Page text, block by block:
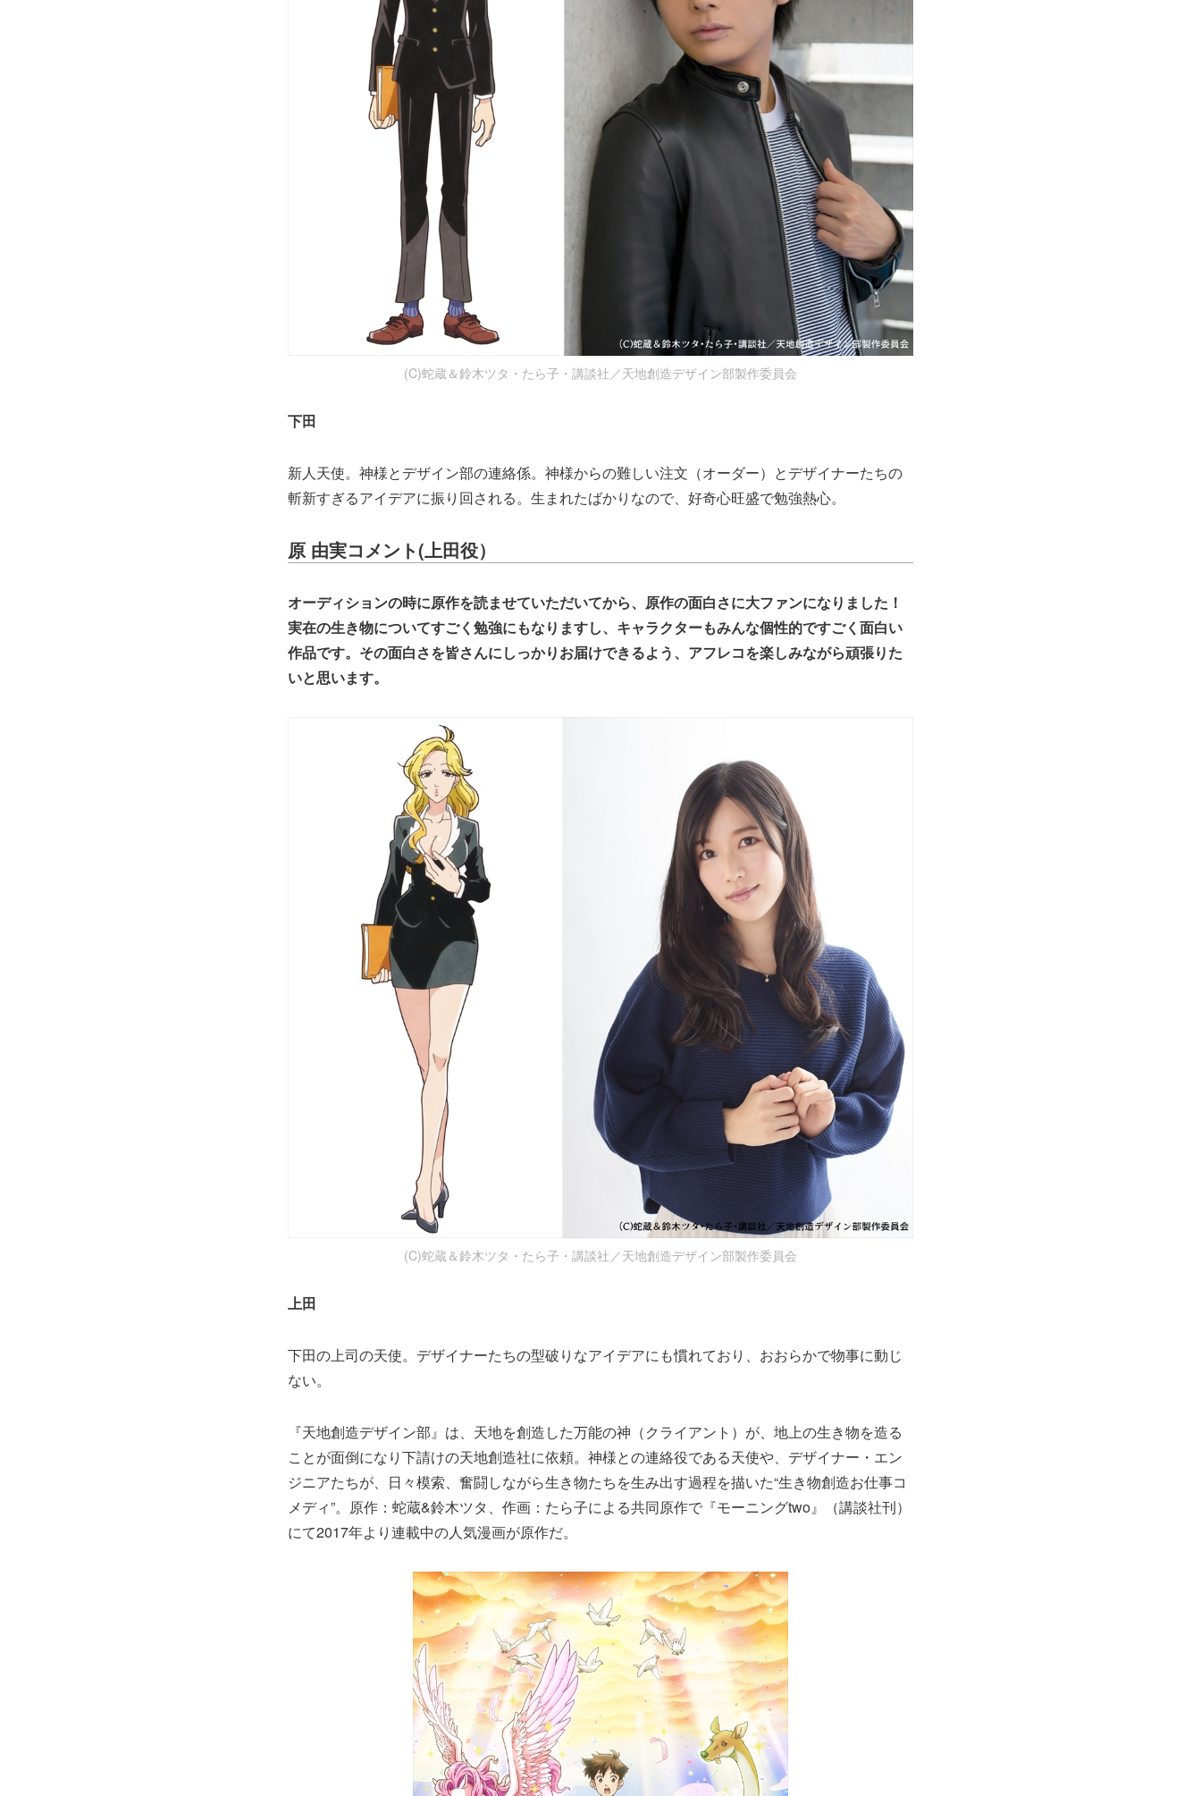
(C)蛇蔵＆鈴木ツタ・たら子・講談社／天地創造デザイン部製作委員会
下田
新人天使。神様とデザイン部の連絡係。神様からの難しい注文（オーダー）とデザイナーたちの
斬新すぎるアイデアに振り回される。生まれたばかりなので、好奇心旺盛で勉強熱心。
原 由実コメント(上田役）
オーディションの時に原作を読ませていただいてから、原作の面白さに大ファンになりました！
実在の生き物についてすごく勉強にもなりますし、キャラクターもみんな個性的ですごく面白い
作品です。その面白さを皆さんにしっかりお届けできるよう、アフレコを楽しみながら頑張りた
いと思います。
(C)蛇蔵＆鈴木ツタ・たら子・講談社／天地創造デザイン部製作委員会
上田
下田の上司の天使。デザイナーたちの型破りなアイデアにも慣れており、おおらかで物事に動じ
ない。
『天地創造デザイン部』は、天地を創造した万能の神（クライアント）が、地上の生き物を造る
ことが面倒になり下請けの天地創造社に依頼。神様との連絡役である天使や、デザイナー・エン
ジニアたちが、日々模索、奮闘しながら生き物たちを生み出す過程を描いた“生き物創造お仕事コ
メディ”。原作：蛇蔵&鈴木ツタ、作画：たら子による共同原作で『モーニングtwo』（講談社刊）
にて2017年より連載中の人気漫画が原作だ。